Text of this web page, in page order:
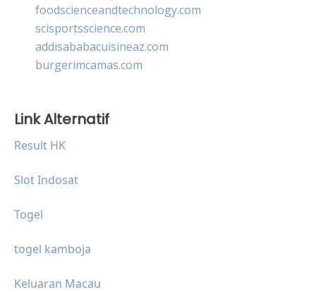
foodscienceandtechnology.com
scisportsscience.com
addisababacuisineaz.com
burgerimcamas.com
Link Alternatif
Result HK
Slot Indosat
Togel
togel kamboja
Keluaran Macau